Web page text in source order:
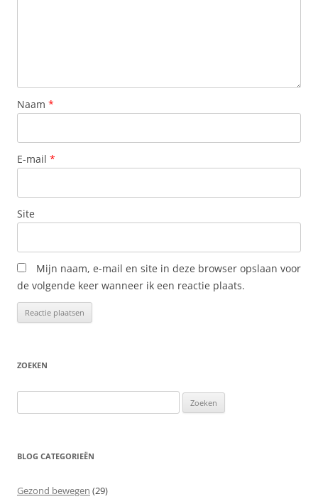
Naam *
E-mail *
Site
Mijn naam, e-mail en site in deze browser opslaan voor
de volgende keer wanneer ik een reactie plaats.
ZOEKEN
naar:
BLOG CATEGORIEËN
Gezond bewegen (29)